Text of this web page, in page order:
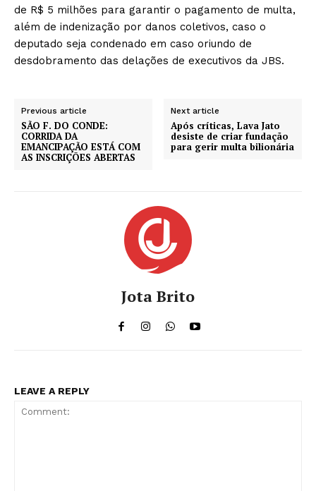
de R$ 5 milhões para garantir o pagamento de multa,
além de indenização por danos coletivos, caso o
deputado seja condenado em caso oriundo de
desdobramento das delações de executivos da JBS.
Previous article
SÃO F. DO CONDE:
CORRIDA DA
EMANCIPAÇÃO ESTÁ COM
AS INSCRIÇÕES ABERTAS
Next article
Após críticas, Lava Jato
desiste de criar fundação
para gerir multa bilionária
Jota Brito
LEAVE A REPLY